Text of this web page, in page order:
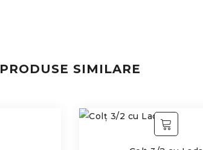
PRODUSE SIMILARE